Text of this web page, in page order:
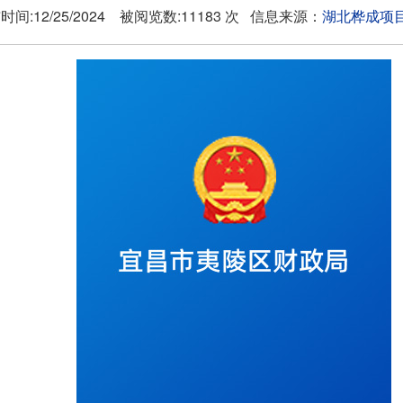
间:12/25/2024 被阅览数:11183 次 信息来源： 湖北桦成项